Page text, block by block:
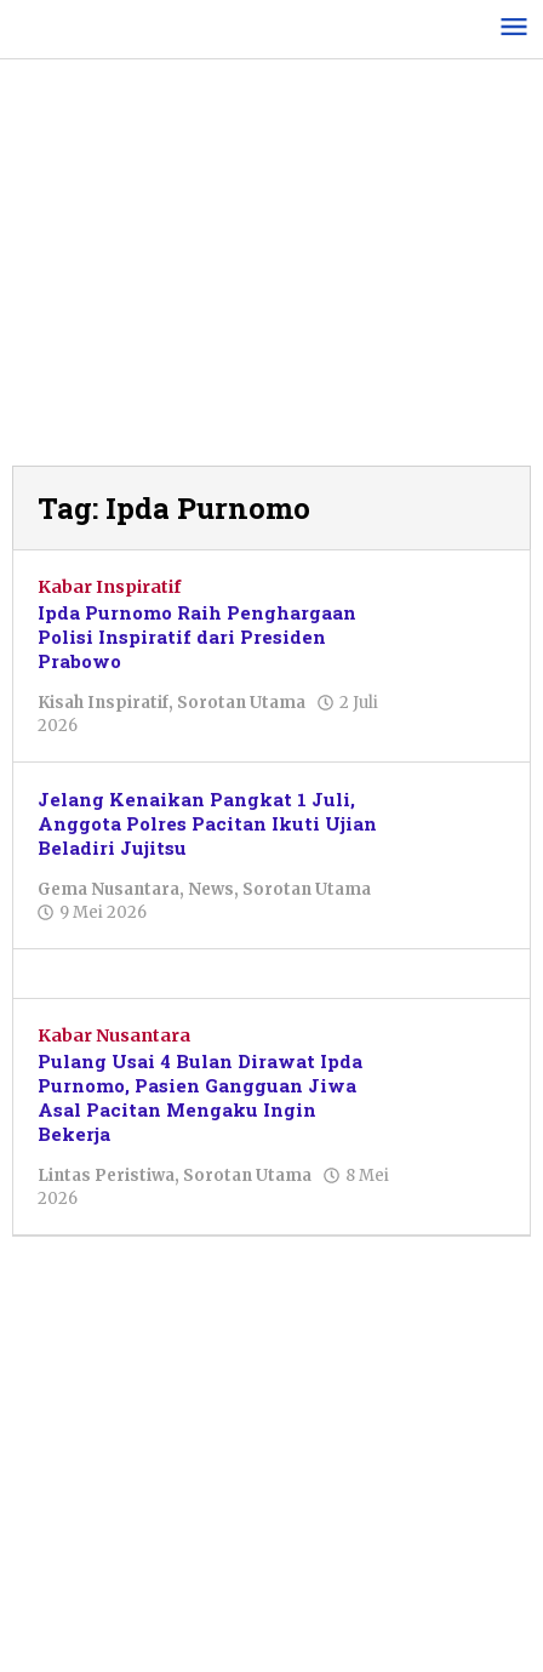
konten
Tag: Ipda Purnomo
Kabar Inspiratif
Ipda Purnomo Raih Penghargaan
Polisi Inspiratif dari Presiden
Prabowo
Kisah Inspiratif, Sorotan Utama
2 Juli
2026
Jelang Kenaikan Pangkat 1 Juli,
Anggota Polres Pacitan Ikuti Ujian
Beladiri Jujitsu
Gema Nusantara, News, Sorotan Utama
9 Mei 2026
Azizah
Kabar Nusantara
Pulang Usai 4 Bulan Dirawat Ipda
Purnomo, Pasien Gangguan Jiwa
Asal Pacitan Mengaku Ingin
Bekerja
Lintas Peristiwa, Sorotan Utama
8 Mei
2026
Shalahuddin